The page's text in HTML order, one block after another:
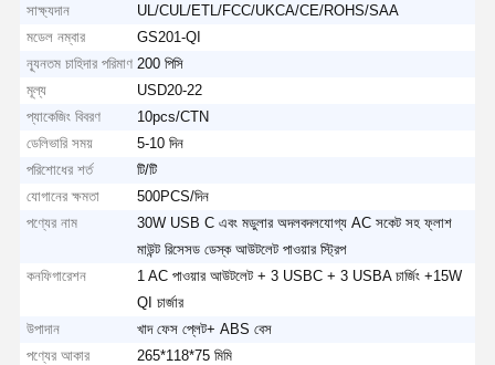
সাক্ষ্যদান
UL/CUL/ETL/FCC/UKCA/CE/ROHS/SAA
মডেল নম্বার
GS201-QI
ন্যূনতম চাহিদার পরিমাণ 200 পিসি
মূল্য
USD20-22
প্যাকেজিং বিবরণ
10pcs/CTN
ডেলিভারি সময়
5-10 দিন
পরিশোধের শর্ত
টি/টি
যোগানের ক্ষমতা
500PCS/দিন
পণ্যের নাম
30W USB C এবং মডুলার অদলবদলযোগ্য AC সকেট সহ ফ্লাশ
মাউন্ট রিসেসড ডেস্ক আউটলেট পাওয়ার স্ট্রিপ
কনফিগারেশন
1 AC পাওয়ার আউটলেট + 3 USBC + 3 USBA চার্জিং +15W
QI চার্জার
উপাদান
খাদ ফেস প্লেট+ ABS বেস
পণ্যের আকার
265*118*75 মিমি